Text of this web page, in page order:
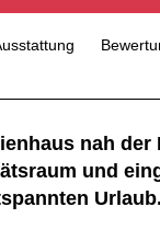
nah der
und
Urlaub.